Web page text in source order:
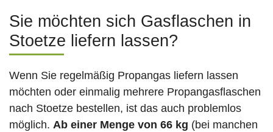
Sie möchten sich Gasflaschen in
Stoetze liefern lassen?
Wenn Sie regelmäßig Propangas liefern lassen
möchten oder einmalig mehrere Propangasflaschen
nach Stoetze bestellen, ist das auch problemlos
möglich. Ab einer Menge von 66 kg (bei manchen